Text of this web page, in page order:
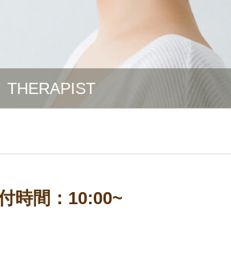
THERAPIST
時間：10:00~